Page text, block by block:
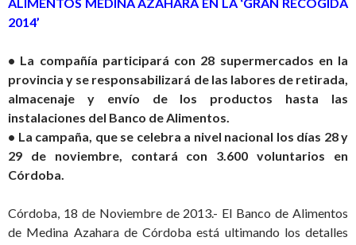
ALIMENTOS MEDINA AZAHARA EN LA ‘GRAN RECOGIDA
2014’
• La compañía participará con 28 supermercados en la
provincia y se responsabilizará de las labores de retirada,
almacenaje y envío de los productos hasta las
instalaciones del Banco de Alimentos.
• La campaña, que se celebra a nivel nacional los días 28 y
29 de noviembre, contará con 3.600 voluntarios en
Córdoba.
Córdoba, 18 de Noviembre de 2013.- El Banco de Alimentos
de Medina Azahara de Córdoba está ultimando los detalles